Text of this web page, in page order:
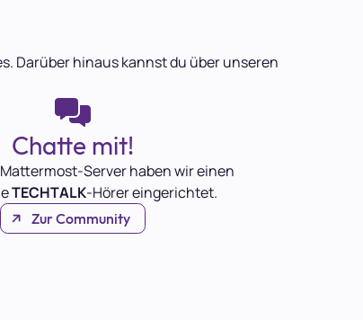
Darüber hinaus kannst du über unseren
Chatte mit!
Server haben wir einen
TECHTALK-Hörer eingerichtet.
Zur Community